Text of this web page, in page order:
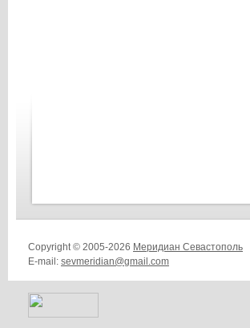
Copyright © 2005-2026 Меридиан Севастополь
E-mail: sevmeridian@gmail.com